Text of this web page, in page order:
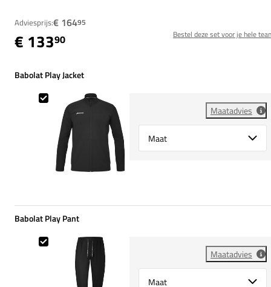
Adviesprijs:€ 16495
€ 13390 Bestel deze set voor je hele
Babolat Play Jacket
Maatadvies
Select {option} for {name}
Babolat Play Jacket
Babolat Play Pant
Maatadvies
Select {option} for {name}
Babolat Play Pant